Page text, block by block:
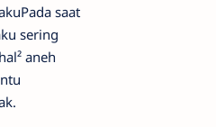
saat
sering
aneh